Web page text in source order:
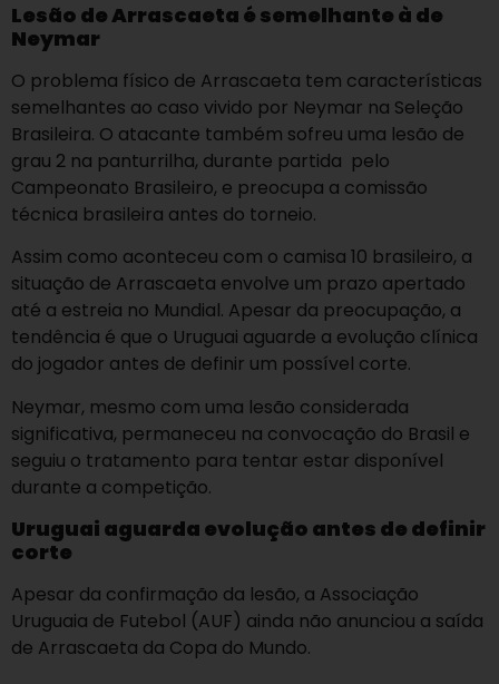
Lesão de Arrascaeta é semelhante à de
Neymar
O problema físico de Arrascaeta tem características
semelhantes ao caso vivido por Neymar na Seleção
Brasileira. O atacante também sofreu uma lesão de
grau 2 na panturrilha, durante partida pelo
Campeonato Brasileiro, e preocupa a comissão
técnica brasileira antes do torneio.
Assim como aconteceu com o camisa 10 brasileiro, a
situação de Arrascaeta envolve um prazo apertado
até a estreia no Mundial. Apesar da preocupação, a
tendência é que o Uruguai aguarde a evolução clínica
do jogador antes de definir um possível corte.
Neymar, mesmo com uma lesão considerada
significativa, permaneceu na convocação do Brasil e
seguiu o tratamento para tentar estar disponível
durante a competição.
Uruguai aguarda evolução antes de definir
corte
Apesar da confirmação da lesão, a Associação
Uruguaia de Futebol (AUF) ainda não anunciou a saída
de Arrascaeta da Copa do Mundo.